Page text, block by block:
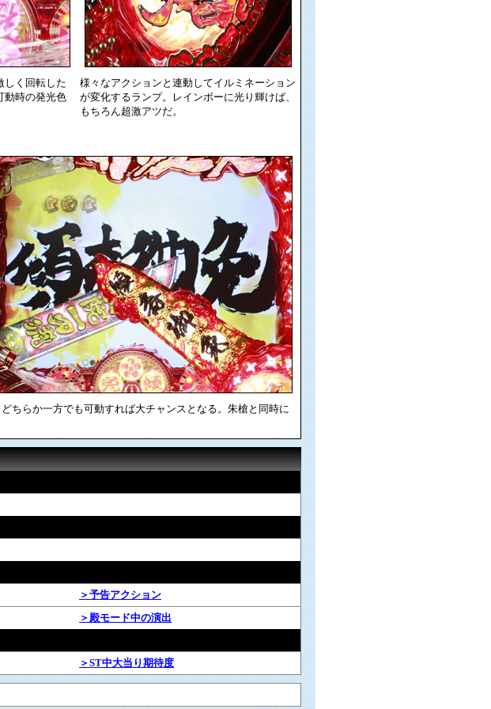
しく回転した
動時の発光色
様々なアクションと連動してイルミネーション
が変化するランプ。レインボーに光り輝けば、
もちろん超激アツだ。
ちらか一方でも可動すれば大チャンスとなる。朱槍と同時に
＞予告アクション
＞殿モード中の演出
＞ST中大当り期待度